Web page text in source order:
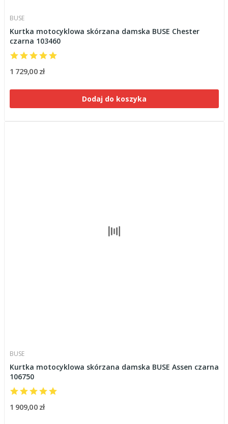
BUSE
Kurtka motocyklowa skórzana damska BUSE Chester
czarna 103460
1 729,00 zł
Dodaj do koszyka
BUSE
Kurtka motocyklowa skórzana damska BUSE Assen czarna
106750
1 909,00 zł